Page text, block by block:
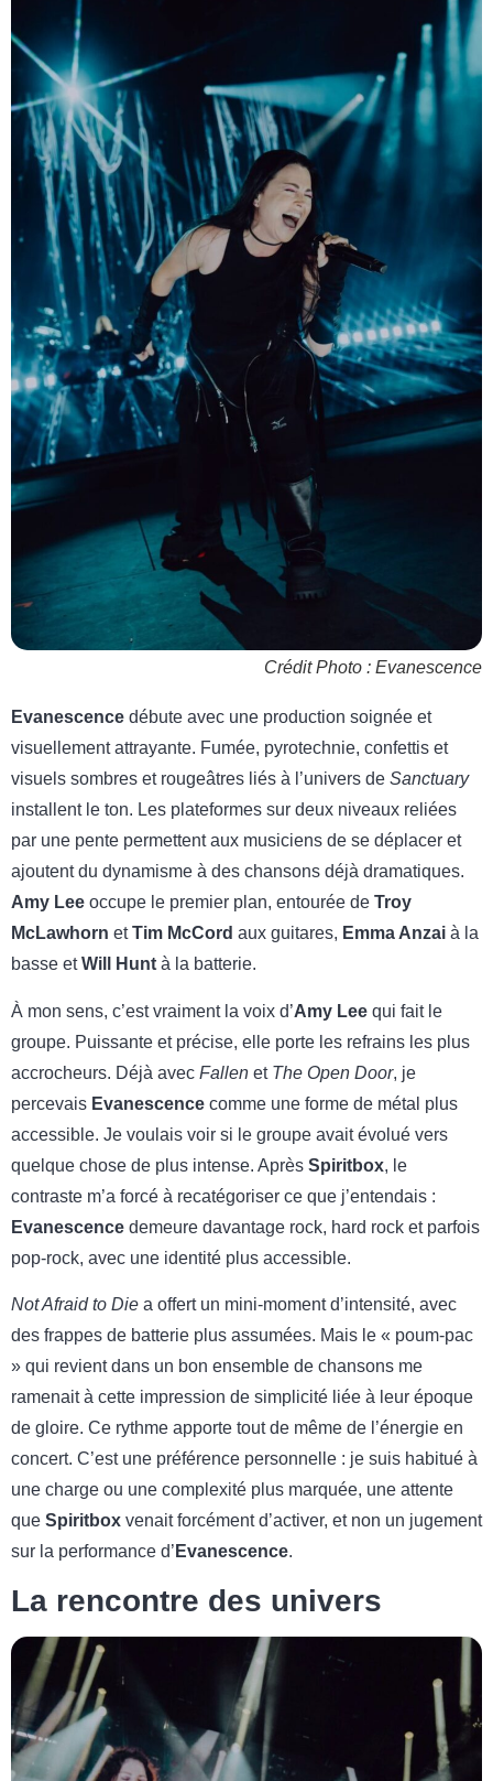
Crédit Photo : Evanescence
Evanescence débute avec une production soignée et
visuellement attrayante. Fumée, pyrotechnie, confettis et
visuels sombres et rougeâtres liés à l’univers de Sanctuary
installent le ton. Les plateformes sur deux niveaux reliées
par une pente permettent aux musiciens de se déplacer et
ajoutent du dynamisme à des chansons déjà dramatiques.
Amy Lee occupe le premier plan, entourée de Troy
McLawhorn etTim McCord aux guitares, Emma Anzai à la
basse etWill Hunt à la batterie.
À mon sens, c’est vraiment la voix d’Amy Lee qui fait le
groupe. Puissante et précise, elle porte les refrains les plus
accrocheurs. Déjà avec Fallen et The Open Door, je
percevais Evanescence comme une forme de métal plus
accessible. Je voulais voir si le groupe avait évolué vers
quelque chose de plus intense. Après Spiritbox, le
contraste m’a forcé à recatégoriser ce que j’entendais :
Evanescence demeure davantage rock, hard rock et parfois
pop-rock, avec une identité plus accessible.
Not Afraid to Die a offert un mini-moment d’intensité, avec
des frappes de batterie plus assumées. Mais le « poum-pac
» qui revient dans un bon ensemble de chansons me
ramenait à cette impression de simplicité liée à leur époque
de gloire. Ce rythme apporte tout de même de l’énergie en
concert. C’est une préférence personnelle : je suis habitué à
une charge ou une complexité plus marquée, une attente
que Spiritbox venait forcément d’activer, et non un jugement
sur la performance d’ Evanescence.
La rencontre des univers